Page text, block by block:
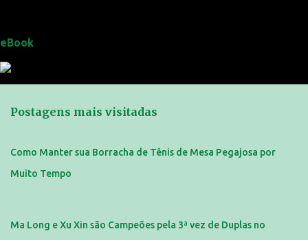
eBook
Postagens mais visitadas
Como Manter sua Borracha de Tênis de Mesa Pegajosa por
Muito Tempo
Ma Long e Xu Xin são Campeões pela 3ª vez de Duplas no